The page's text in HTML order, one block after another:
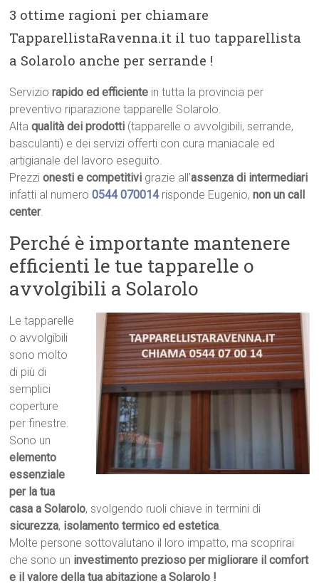
3 ottime ragioni per chiamare
TapparellistaRavenna.it il tuo tapparellista
a Solarolo anche per serrande !
Serviziorapido ed efficiente in tutta la provincia per
preventivo riparazione tapparelle Solarolo.
Altaqualità dei prodotti (tapparelle o avvolgibili, serrande,
basculanti) e dei servizi offerti con cura maniacale ed
artigianale del lavoro eseguito.
Prezzionesti e competitivi grazie all’assenza di intermediari
infatti al numero0544 070014 risponde Eugenio,non un call
center.
Perché è importante mantenere
efficienti le tue tapparelle o
avvolgibili a Solarolo
Le tapparelle
o avvolgibili
sono molto
di più di
semplici
coperture
per finestre.
Sono un
elemento
essenziale
per la tua
casa a Solarolo, svolgendo ruoli chiave in termini di
sicurezza, isolamento termico ed estetica.
Molte persone sottovalutano il loro impatto, ma scoprirai
che sono un investimento prezioso per migliorare il comfort
e il valore della tua abitazione a Solarolo !